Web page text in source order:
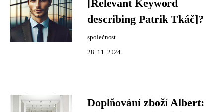
[Relevant Keyword
describing Patrik Tkáč]?
společnost
28. 11. 2024
Doplňování zboží Albert: